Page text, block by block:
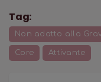
Tag:
Non adatto alla
Core Attivante